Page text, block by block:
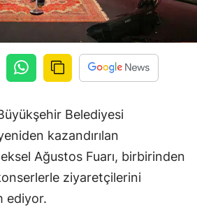
Belediyesi
kazandırılan
Ağustos Fuarı, birbirinden
ziyaretçilerini
ediyor.